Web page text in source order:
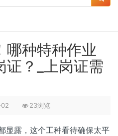
哪种特种作业
证？_上岗证需
23浏览
露，这个工种看待确保太平